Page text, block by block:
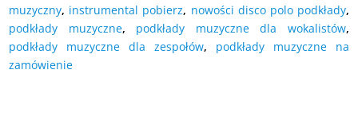
muzyczny, instrumental pobierz, nowości disco polo podkłady,
podkłady muzyczne, podkłady muzyczne dla wokalistów,
podkłady muzyczne dla zespołów, podkłady muzyczne na
zamówienie